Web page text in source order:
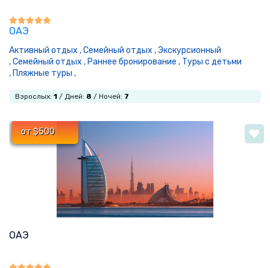
ОАЭ
Активный отдых ,Семейный отдых ,Экскурсионный
,Семейный отдых , Раннее бронирование , Туры с детьми
, Пляжные туры ,
Взрослых: 1 / Дней: 8 / Ночей: 7
от $500
ОАЭ